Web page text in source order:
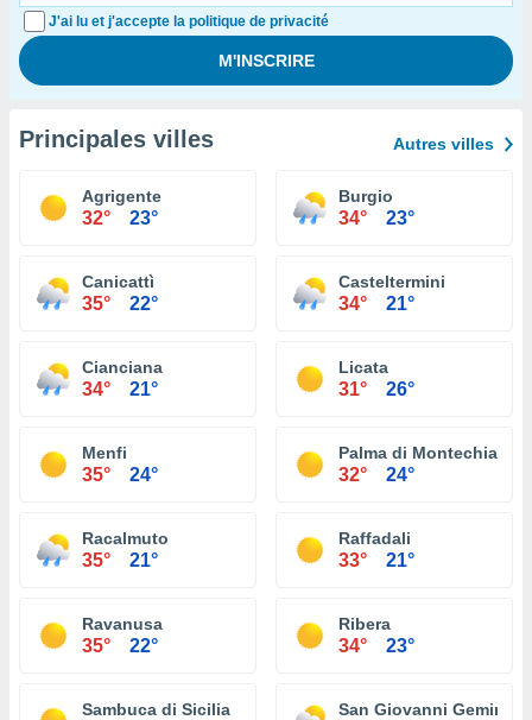
J'ai lu et j'accepte la politique de privacité
Principales villes Autres villes
Agrigente
32° 23°
Burgio
34° 23°
Canicattì
35° 22°
Casteltermini
34° 21°
Cianciana
34° 21°
Licata
31° 26°
Menfi
35° 24°
Palma di Montechiaro
32° 24°
Racalmuto
35° 21°
Raffadali
33° 21°
Ravanusa
35° 22°
Ribera
34° 23°
Sambuca di Sicilia San Giovanni Gemini